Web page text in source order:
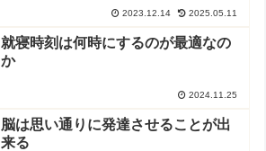
2023.12.14 2025.05.11
就寝時刻は何時にするのが最適なの
か
2024.11.25
脳は思い通りに発達させることが出
来る